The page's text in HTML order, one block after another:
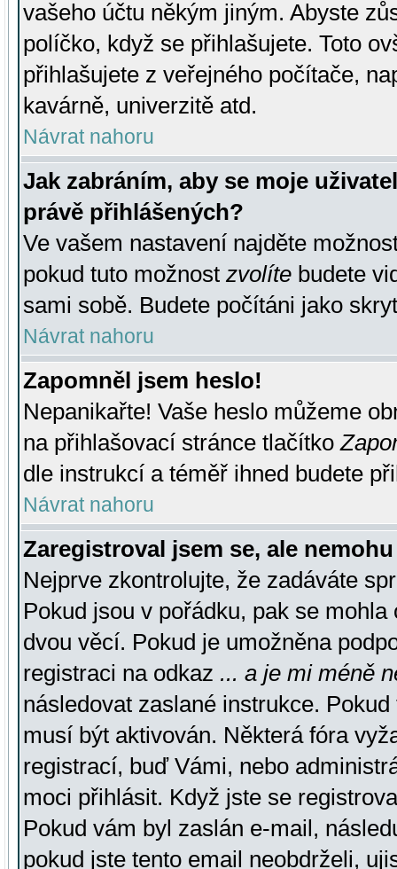
vašeho účtu někým jiným. Abyste
políčko, když se přihlašujete. Toto
přihlašujete z veřejného počítače,
kavárně, univerzitě atd.
Návrat nahoru
Jak zabráním, aby se moje
právě přihlášených?
Ve vašem nastavení najděte
pokud tuto možnost zvolíte budete
sami sobě. Budete počítáni jako
Návrat nahoru
Zapomněl jsem heslo!
Nepanikařte! Vaše heslo můžeme
na přihlašovací stránce tlačítko
dle instrukcí a téměř ihned budete
Návrat nahoru
Zaregistroval jsem se, ale
Nejprve zkontrolujte, že zadáváte
Pokud jsou v pořádku, pak se
dvou věcí. Pokud je umožněna
registraci na odkaz ... a je mi méně
následovat zaslané instrukce.
musí být aktivován. Některá fóra
registrací, buď Vámi, nebo
moci přihlásit. Když jste se
Pokud vám byl zaslán e-mail,
pokud jste tento email neobdrželi,